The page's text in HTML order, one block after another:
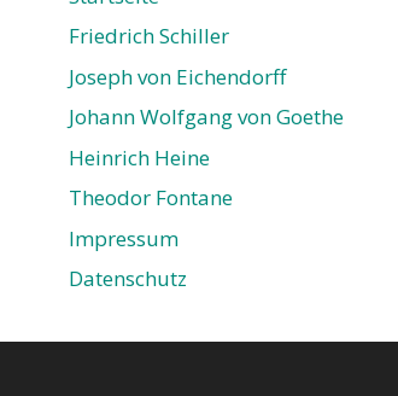
Friedrich Schiller
Joseph von Eichendorff
Johann Wolfgang von Goethe
Heinrich Heine
Theodor Fontane
Impressum
Datenschutz­